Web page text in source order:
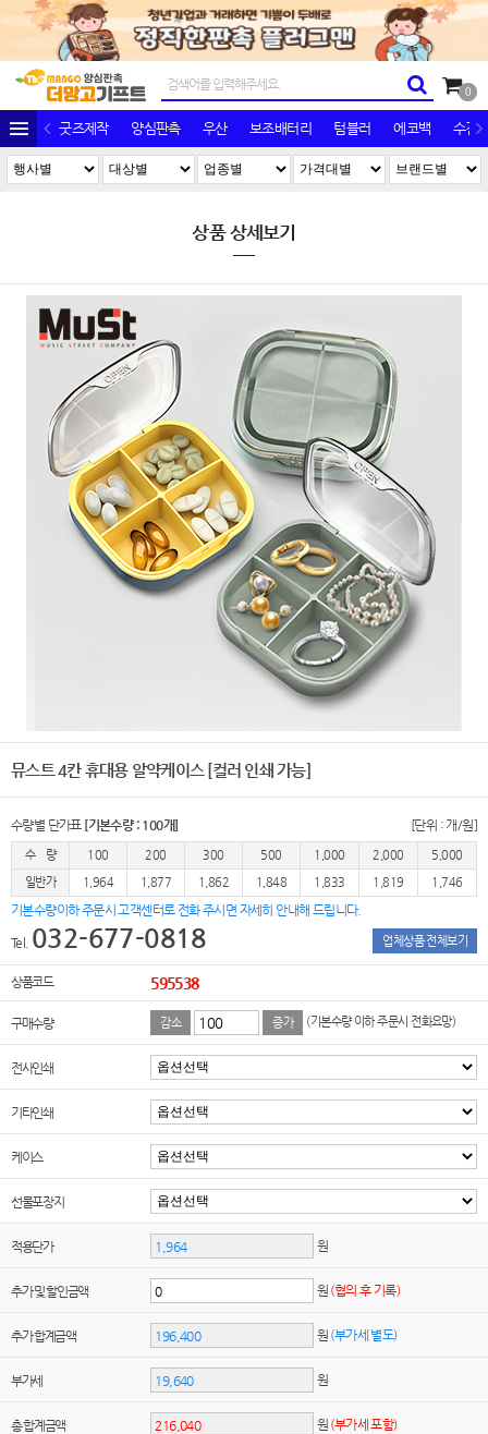
0
굿즈제작 양심판촉 우산 보조배터리 텀블러 에코백 수건/
상품 상세보기
뮤스트 4칸 휴대용 알약케이스 [컬러 인쇄 가능]
수량별 단가표 [기본수량 : 100개] [단위 : 개/원]
수 량 100 200 300 500 1,000 2,000
5,000
일반가
1,964 1,877 1,862 1,848 1,833 1,819 1,746
기본수량이하 주문시 고객센터로 전화 주시면 자세히 안내해 드립니다.
Tel. 032-677-0818 업체상품 전체보기
상품코드 595538
구매수량 감소 증가 (기본수량 이하 주문시 전화요망)
전사인쇄
기타인쇄
케이스
선물포장지
적용단가 원
추가 및 할인금액 원 (협의 후 기록)
추가 합계금액 원 (부가세 별도)
부가세 원
총 합계금액 원 (부가세 포함)